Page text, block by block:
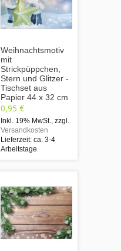
Weihnachtsmotiv
mit
Strickpüppchen,
Stern und Glitzer -
Tischset aus
Papier 44 x 32 cm
0,95 €
Inkl. 19% MwSt. zzgl.
Versandkosten
Lieferzeit: ca. 3-4
Arbeitstage